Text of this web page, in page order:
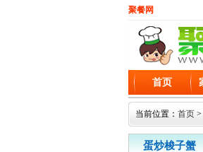
聚餐网
首页
当前位置： 首页 >
蛋炒梭子蟹